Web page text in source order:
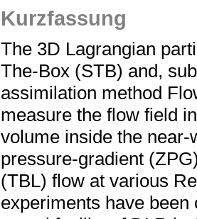
Kurzfassung
The 3D Lagrangian
The-Box (STB) and,
assimilation method
measure the flow field
volume inside the
pressure-gradient
(TBL) flow at various
experiments have